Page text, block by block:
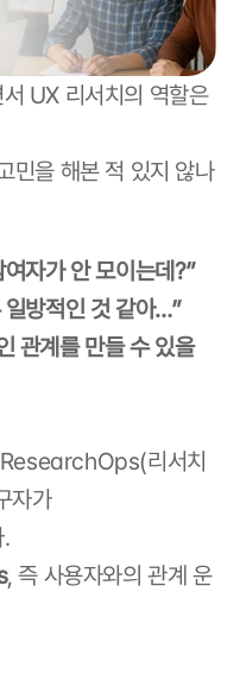
UX 리서치의 역할은
민을 해본 적 있지 않나
자가 안 모이는데?”
방적인 것 같아…”
관계를 만들 수 있을
리서치
자가
, 즉 사용자와의 관계 운